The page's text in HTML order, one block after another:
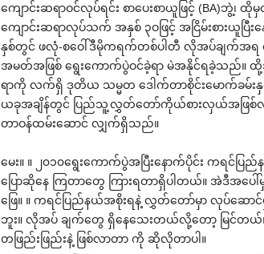
ကျောင်းဆရာဝင်လုပ်ရင်း စာ‌ပေးစာယူဖြင့်
ကျောင်းဆရာလုပ်သက် အနှစ် ၃ဝဖြင့် အငြိမ်းစားယူပြီ
နှစ်တွင် ဖလုံ-စ‌ဝေါ်ဒီမိုကရက်တစ်ပါတီ လိုအပ်ချက်အရ
အမတ်အဖြစ် ‌ရွေး‌ကောက်ပွဲဝင်ခဲ့ရာ မဲအနိုင်ရခဲ့သည်။ ထို့
ရာကို လက်ရှိ ဒုတိယ သမ္မတ ‌ဒေါက်တာစိုင်း‌မောက်ခမ်းနှ
ယခုအချိန်တွင် ပြည်သူ့လွှတ်‌တော်ကိုယ်စားလှယ်အဖြစ်လည်
တာဝန်ထမ်း‌ဆောင် လျှက်ရှိသည်။
မေး။ ။ ၂၀၁၀‌ရွေး‌ကောက်ပွဲအပြီး‌နောက်ပိုင်း ကရ
ပြောဆို‌နေ ကြတာ‌တွေ ကြားရတာရှိပါတယ်။ အဲဒီအ‌ပေ
ဖြေ။ ။ ကရင်ပြည်နယ်အစိုးရနဲ့ လွှတ်‌တော်မှာ လုပ်‌ဆော
ဘူး။ လိုအပ် ချက်‌တွေ ရှိ‌နေ‌သေးတယ်လို့‌တော့ မြင်တ
တဖြည်းဖြည်းနဲ့ ဖြစ်လာတာ ကို ဆိုလိုတာပါ။